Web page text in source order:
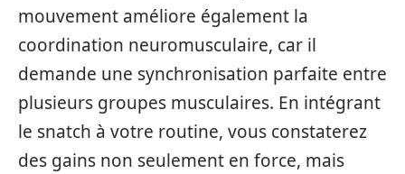
mouvement améliore également la
coordination neuromusculaire, car il
demande une synchronisation parfaite entre
plusieurs groupes musculaires. En intégrant
le snatch à votre routine, vous constaterez
des gains non seulement en force, mais